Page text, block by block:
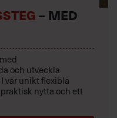
– MED
och utveckla
I vår unikt flexibla
nytta och ett